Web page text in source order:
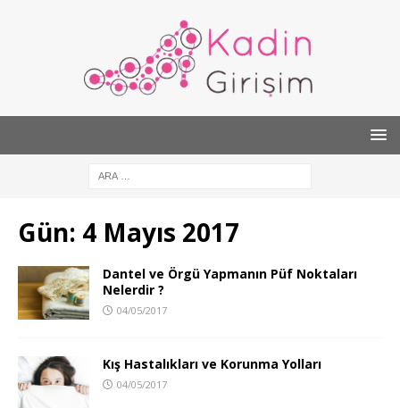
Gün: 4 Mayıs 2017
Dantel ve Örgü Yapmanın Püf Noktaları
Nelerdir ?
04/05/2017
Kış Hastalıkları ve Korunma Yolları
04/05/2017